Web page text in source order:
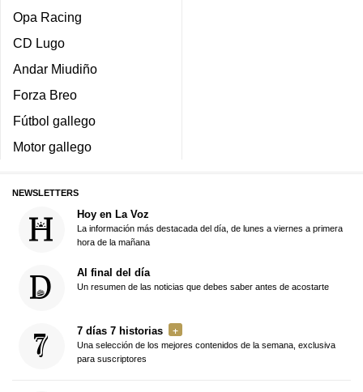
Opa Racing
CD Lugo
Andar Miudiño
Forza Breo
Fútbol gallego
Motor gallego
NEWSLETTERS
Hoy en La Voz
La información más destacada del día, de lunes a viernes a primera
hora de la mañana
Al final del día
Un resumen de las noticias que debes saber antes de acostarte
7 días 7 historias
Una selección de los mejores contenidos de la semana, exclusiva
para suscriptores